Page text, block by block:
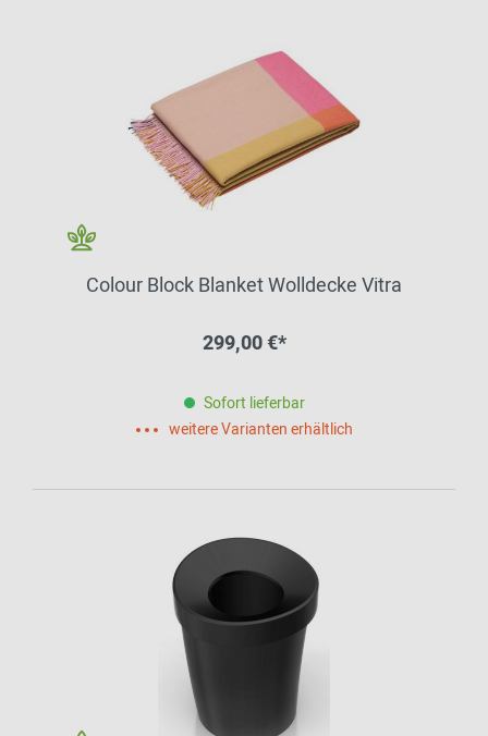
Colour Block Blanket Wolldecke Vitra
299,00 €*
Sofort lieferbar
weitere Varianten erhältlich